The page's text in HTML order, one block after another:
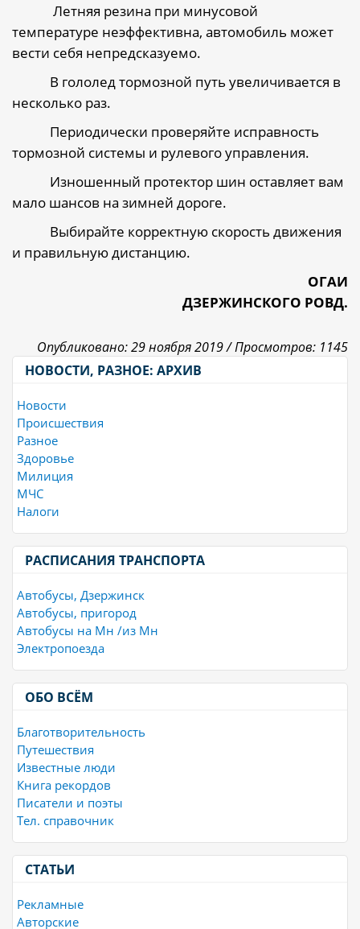
Летняя резина при минусовой
температуре неэффективна, автомобиль может
вести себя непредсказуемо.
В гололед тормозной путь увеличивается в
несколько раз.
Периодически проверяйте исправность
тормозной системы и рулевого управления.
Изношенный протектор шин оставляет вам
мало шансов на зимней дороге.
Выбирайте корректную скорость движения
и правильную дистанцию.
ОГАИ
ДЗЕРЖИНСКОГО РОВД.
Опубликовано: 29 ноября 2019 /Просмотров: 1145
НОВОСТИ, РАЗНОЕ: АРХИВ
Новости
Происшествия
Разное
Здоровье
Милиция
МЧС
Налоги
РАСПИСАНИЯ ТРАНСПОРТА
Автобусы, Дзержинск
Автобусы, пригород
Автобусы на Мн /из Мн
Электропоезда
ОБО ВСЁМ
Благотворительность
Путешествия
Известные люди
Книга рекордов
Писатели и поэты
Тел. справочник
СТАТЬИ
Рекламные
Авторские